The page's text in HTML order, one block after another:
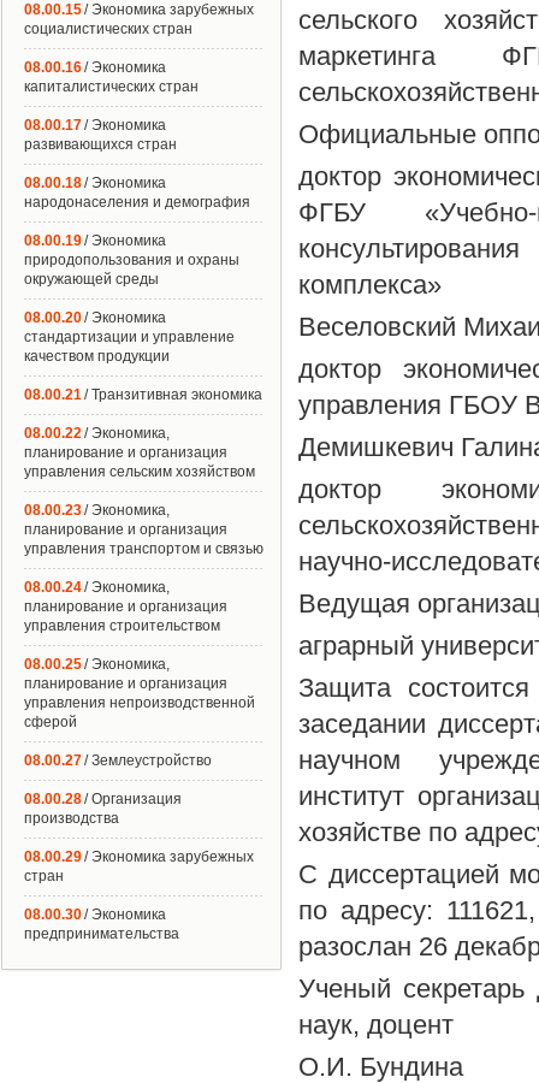
сельского
маркетинга
Официальные
доктор
ФГБУ «Учебно-
комплекса»
Веселовский
доктор
управления ГБОУ
Демишкевич
доктор
научно-
Ведущая
аграрный
Защита
заседании
научном
институт
хозяйстве по
С диссертацией
по адресу:
разослан 26
Ученый секретарь
наук, доцент
О.И. Бундина
08.00.15/ Экономика зарубежных
социалистических стран
08.00.16/ Экономика
капиталистических стран
08.00.17/ Экономика
развивающихся стран
08.00.18/ Экономика
народонаселения и демография
08.00.19/ Экономика
природопользования и охраны
окружающей среды
08.00.20/ Экономика
стандартизации и управление
качеством продукции
08.00.21/ Транзитивная экономика
08.00.22/ Экономика,
планирование и организация
управления сельским хозяйством
08.00.23/ Экономика,
планирование и организация
управления транспортом и связью
08.00.24/ Экономика,
планирование и организация
управления строительством
08.00.25/ Экономика,
планирование и организация
управления непроизводственной
сферой
08.00.27/ Землеустройство
08.00.28/ Организация
производства
08.00.29/ Экономика зарубежных
стран
08.00.30/ Экономика
предпринимательства